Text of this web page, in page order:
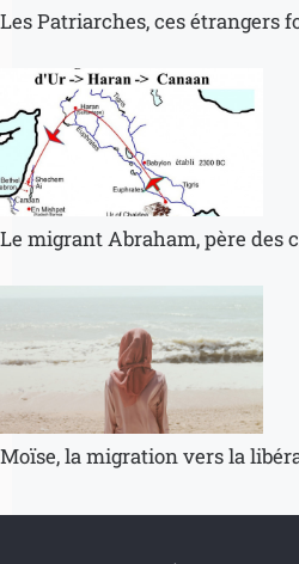
Les Patriarches, ces étrangers
Le migrant Abraham, père des
Moïse, la migration vers la